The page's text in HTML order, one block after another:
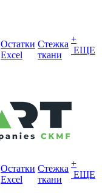
Остатки
Excel
Стежка
ткани
+
ЕЩЕ
Остатки
Excel
Стежка
ткани
+
ЕЩЕ